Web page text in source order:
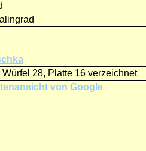
Würfel 28, Platte 16 verzeichnet
von Google